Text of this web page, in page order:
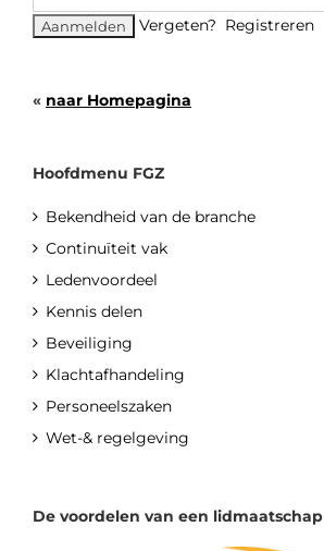
Vergeten? Registreren
« naar Homepagina
Hoofdmenu FGZ
Bekendheid van de branche
Continuïteit vak
Ledenvoordeel
Kennis delen
Beveiliging
Klachtafhandeling
Personeelszaken
Wet-& regelgeving
De voordelen van een lidmaatschap